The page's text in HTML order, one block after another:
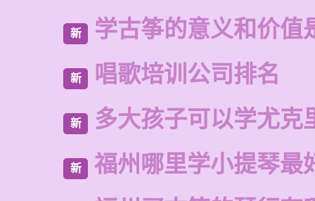
新 学古筝的意义和价值
新 唱歌培训公司排名
新 多大孩子可以学尤克
新
福州哪里学小提琴最